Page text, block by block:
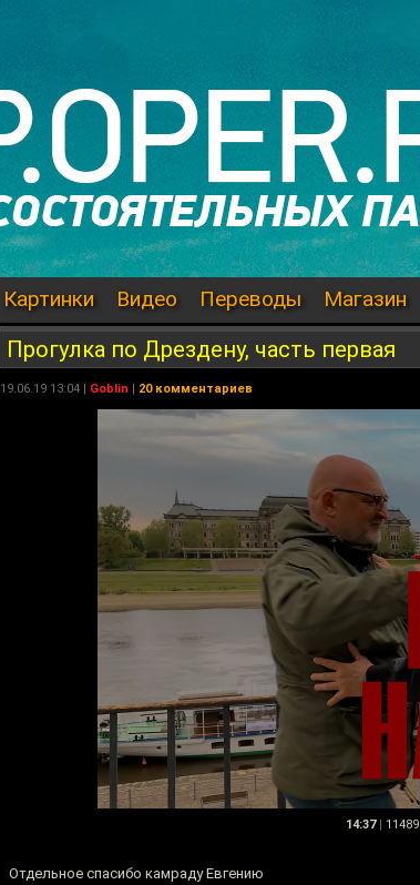
Картинки Видео Переводы Магазин
Прогулка по Дрездену, часть первая
19.06.19 13:04 | Goblin | 20 комментариев
14:37 |
Отдельное спасибо камраду Евгению